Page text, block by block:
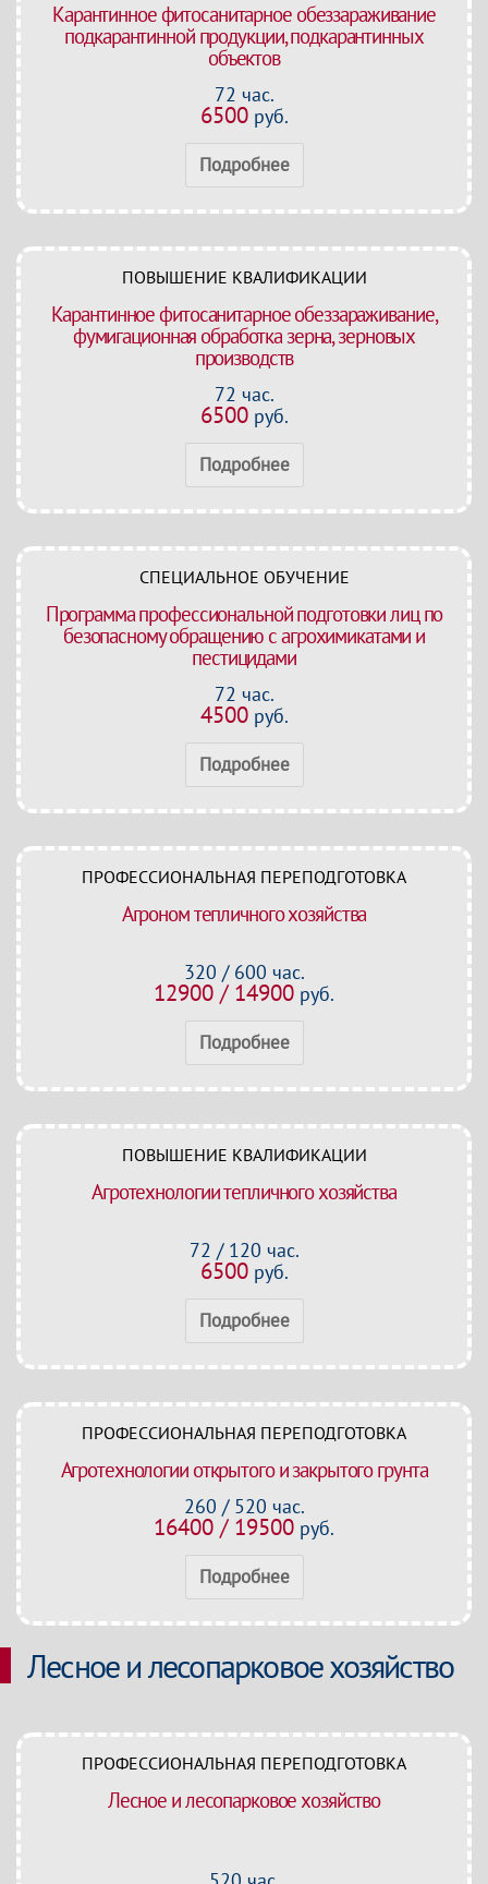
Карантинное фитосанитарное обеззараживание
подкарантинной продукции, подкарантинных
объектов
72 час.
6500руб.
Подробнее
ПОВЫШЕНИЕ КВАЛИФИКАЦИИ
Карантинное фитосанитарное обеззараживание,
фумигационная обработка зерна, зерновых
производств
72 час.
6500руб.
Подробнее
СПЕЦИАЛЬНОЕ ОБУЧЕНИЕ
Программа профессиональной подготовки лиц по
безопасному обращению с агрохимикатами и
пестицидами
72 час.
4500руб.
Подробнее
ПРОФЕССИОНАЛЬНАЯ ПЕРЕПОДГОТОВКА
Агроном тепличного хозяйства
320 / 600 час.
12900 / 14900 руб.
Подробнее
ПОВЫШЕНИЕ КВАЛИФИКАЦИИ
Агротехнологии тепличного хозяйства
72 / 120 час.
6500руб.
Подробнее
ПРОФЕССИОНАЛЬНАЯ ПЕРЕПОДГОТОВКА
Агротехнологии открытого и закрытого грунта
260 / 520 час.
16400 / 19500 руб.
Подробнее
Лесное и лесопарковое хозяйство
ПРОФЕССИОНАЛЬНАЯ ПЕРЕПОДГОТОВКА
Лесное и лесопарковое хозяйство